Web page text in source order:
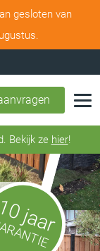
gesloten van
Bekijk ze hier!
jaar